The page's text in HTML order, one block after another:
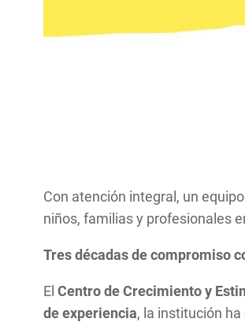
Con atención integral, un
niños, familias y profesionales
Tres décadas de compromiso
ElCentro de Crecimiento y
de experiencia, la institución